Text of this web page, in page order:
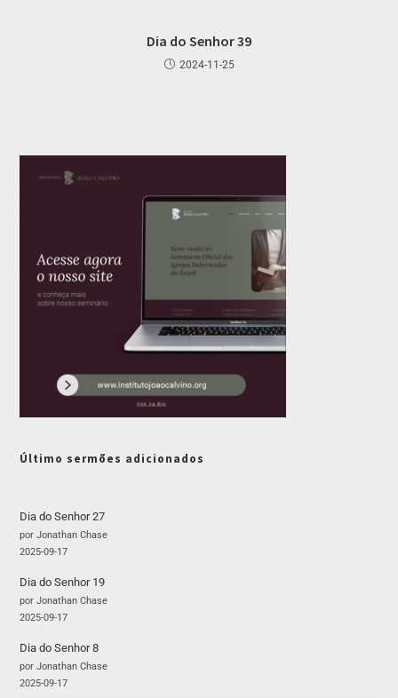
Dia do Senhor 39
2024-11-25
Último sermões adicionados
Dia do Senhor 27
por Jonathan Chase
2025-09-17
Dia do Senhor 19
por Jonathan Chase
2025-09-17
Dia do Senhor 8
por Jonathan Chase
2025-09-17